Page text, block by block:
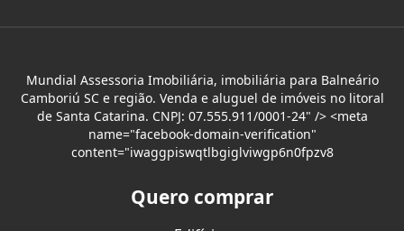
Mundial Assessoria Imobiliária, imobiliária para Balneário
Camboriú SC e região. Venda e aluguel de imóveis no litoral
de Santa Catarina. CNPJ: 07.555.911/0001-24" /> <meta
name="facebook-domain-verification"
content="iwaggpiswqtlbgiglviwgp6n0fpzv8
Quero comprar